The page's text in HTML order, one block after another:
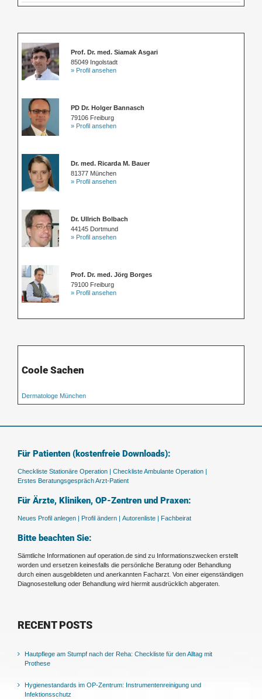
Prof. Dr. med. Siamak Asgari
85049 Ingolstadt
» Profil ansehen
PD Dr. Holger Bannasch
79106 Freiburg
» Profil ansehen
Dr. med. Ricarda M. Bauer
81377 München
» Profil ansehen
Dr. Ullrich Bolbach
44145 Dortmund
» Profil ansehen
Prof. Dr. med. Jörg Borges
79100 Freiburg
» Profil ansehen
Coole Sachen
Dermatologe München
Für Patienten (kostenfreie Downloads):
Checkliste Stationäre Operation | Checkliste Ambulante Operation |
Erstes Beratungsgespräch Arzt-Patient
Für Ärzte, Kliniken, OP-Zentren und Praxen:
Neues Profil anlegen | Profil ändern | Autorenliste | Fachbeirat
Bitte beachten Sie:
Sämtliche Informationen auf operation.de sind zu Informationszwecken erstellt
worden und ersetzen keinesfalls die persönliche Beratung oder Behandlung
durch einen ausgebildeten und anerkannten Facharzt. Von einer eigenständigen
Diagnosestellung oder Behandlung wird hiermit ausdrücklich abgeraten.
RECENT POSTS
Hautpflege am Stumpf nach der Reha: Checkliste für den Alltag mit
Prothese
Hygienestandards im OP-Zentrum: Instrumentenreinigung und
Infektionsschutz